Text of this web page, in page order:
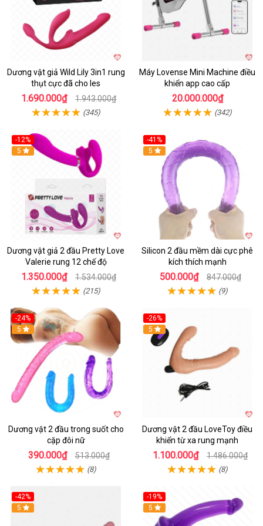
Dương vật giả Wild Lily 3in1 rung
thụt cực đã cho les
1.690.000₫ 1.943.000₫
(345)
Máy Lovense Mini Machine điều
khiển app cao cấp
20.000.000₫
(342)
-12%
5
Dương vật giả 2 đầu Pretty Love
Valerie rung 12 chế độ
1.350.000₫ 1.534.000₫
(215)
-41%
Hot
5
Silicon 2 đầu mềm dài cực phê
kích thích mạnh
500.000₫ 847.000₫
(9)
-24%
Hot
5
Dương vật 2 đầu trong suốt cho
cặp đôi nữ
390.000₫ 513.000₫
(8)
-26%
Hot
5
Dương vật 2 đầu LoveToy điều
khiển từ xa rung mạnh
1.100.000₫ 1.486.000₫
(8)
-42%
Hot
5
-19%
Hot
5